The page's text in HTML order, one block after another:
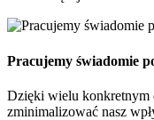
Pracujemy świadomie
Dzięki wielu konkretnym
zminimalizować nasz